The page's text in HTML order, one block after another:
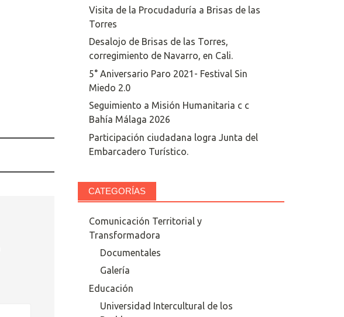
Visita de la Procudaduría a Brisas de las
Torres
Desalojo de Brisas de las Torres,
corregimiento de Navarro, en Cali.
5° Aniversario Paro 2021- Festival Sin
Miedo 2.0
Seguimiento a Misión Humanitaria c c
Bahía Málaga 2026
Participación ciudadana logra Junta del
Embarcadero Turístico.
CATEGORÍAS
Comunicación Territorial y
Transformadora
Documentales
Galería
Educación
Universidad Intercultural de los